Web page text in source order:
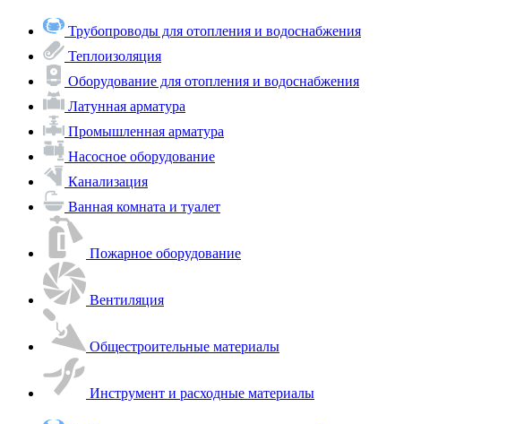
Трубопроводы для отопления и водоснабжения
Теплоизоляция
Оборудование для отопления и водоснабжения
Латунная арматура
Промышленная арматура
Насосное оборудование
Канализация
Ванная комната и туалет
Пожарное оборудование
Вентиляция
Общестроительные материалы
Инструмент и расходные материалы